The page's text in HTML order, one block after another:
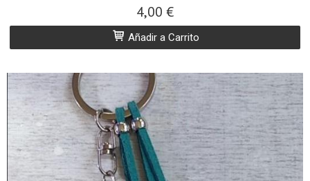
4,00 €
Añadir a Carrito